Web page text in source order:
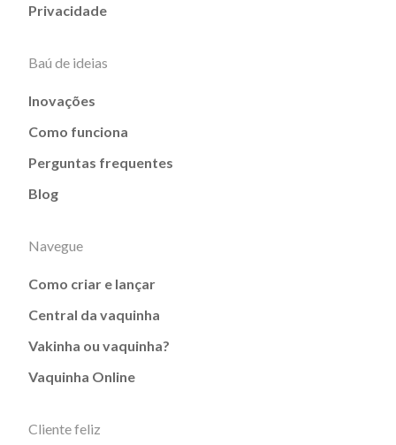
Privacidade
Baú de ideias
Inovações
Como funciona
Perguntas frequentes
Blog
Navegue
Como criar e lançar
Central da vaquinha
Vakinha ou vaquinha?
Vaquinha Online
Cliente feliz